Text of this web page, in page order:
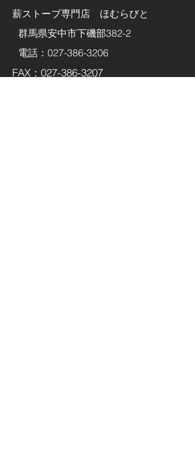
​薪ストーブ専門店 ほむらびと
群馬県安中市下磯部382-2
電話：027-386-3206
FAX：027-386-3207